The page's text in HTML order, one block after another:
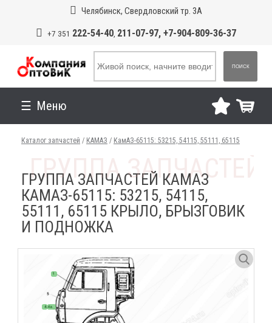
Челябинск, Свердловский тр. 3А
+7 351 222-54-40, 211-07-97, +7-904-809-36-37
ПОИСК
Меню
Каталог запчастей / КАМАЗ / КамАЗ-65115: 53215, 54115, 55111, 65115
ГРУППА ЗАПЧАСТЕЙ КАМАЗ
КАМАЗ-65115: 53215, 54115,
55111, 65115 КРЫЛО, БРЫЗГОВИК
И ПОДНОЖКА